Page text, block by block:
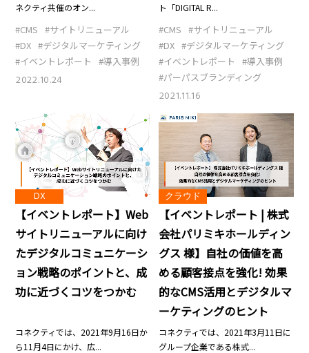
ネクティ共催のオン...
#CMS #サイトリニューアル
#DX #デジタルマーケティング
#イベントレポート
#導入事例
2022.10.24
ト「DIGITAL R...
#CMS #サイトリニューアル
#DX #デジタルマーケティング
#イベントレポート
#導入事例
#パーパスブランディング
2021.11.16
DX
【イベントレポート】Web
サイトリニューアルに向け
たデジタルコミュニケーシ
ョン戦略のポイントと、成
功に近づくコツをつかむ
コネクティでは、2021年9月16日か
ら11月4日にかけ、広...
クラウド
【イベントレポート | 株式
会社パリミキホールディン
グス 様】自社の価値を高
める顧客接点を強化! 効果
的なCMS活用とデジタルマ
ーケティングのヒント
コネクティでは、2021年3月11日に
グループ企業である株式...